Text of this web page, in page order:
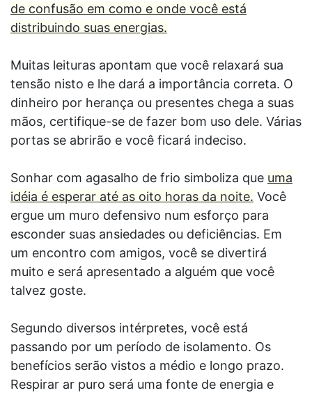
de confusão em como e onde você está
distribuindo suas energias.
Muitas leituras apontam que você relaxará sua
tensão nisto e lhe dará a importância correta. O
dinheiro por herança ou presentes chega a suas
mãos, certifique-se de fazer bom uso dele. Várias
portas se abrirão e você ficará indeciso.
Sonhar com agasalho de frio simboliza que uma
idéia é esperar até as oito horas da noite. Você
ergue um muro defensivo num esforço para
esconder suas ansiedades ou deficiências. Em
um encontro com amigos, você se divertirá
muito e será apresentado a alguém que você
talvez goste.
Segundo diversos intérpretes, você está
passando por um período de isolamento. Os
benefícios serão vistos a médio e longo prazo.
Respirar ar puro será uma fonte de energia e